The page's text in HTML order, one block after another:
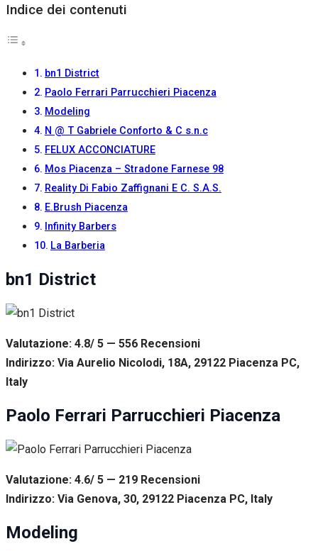
Indice dei contenuti
bn1 District
Paolo Ferrari Parrucchieri Piacenza
Modeling
N @ T Gabriele Conforto & C s.n.c
FELUX ACCONCIATURE
Mos Piacenza – Stradone Farnese 98
Reality Di Fabio Zaffignani E C. S.A.S.
E.Brush Piacenza
Infinity Barbers
La Barberia
bn1 District
Valutazione: 4.8/ 5 — 556 Recensioni
Indirizzo: Via Aurelio Nicolodi, 18A, 29122 Piacenza PC,
Italy
Paolo Ferrari Parrucchieri Piacenza
Valutazione: 4.6/ 5 — 219 Recensioni
Indirizzo: Via Genova, 30, 29122 Piacenza PC, Italy
Modeling
mentre visiti il
possibilità di
e offerte
personalizzati.